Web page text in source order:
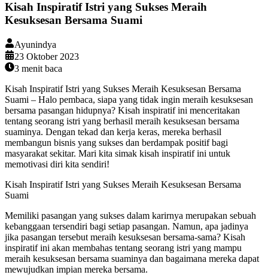
Kisah Inspiratif Istri yang Sukses Meraih
Kesuksesan Bersama Suami
Ayunindya
23 Oktober 2023
3 menit baca
Kisah Inspiratif Istri yang Sukses Meraih Kesuksesan Bersama
Suami – Halo pembaca, siapa yang tidak ingin meraih kesuksesan
bersama pasangan hidupnya? Kisah inspiratif ini menceritakan
tentang seorang istri yang berhasil meraih kesuksesan bersama
suaminya. Dengan tekad dan kerja keras, mereka berhasil
membangun bisnis yang sukses dan berdampak positif bagi
masyarakat sekitar. Mari kita simak kisah inspiratif ini untuk
memotivasi diri kita sendiri!
Kisah Inspiratif Istri yang Sukses Meraih Kesuksesan Bersama
Suami
Memiliki pasangan yang sukses dalam karirnya merupakan sebuah
kebanggaan tersendiri bagi setiap pasangan. Namun, apa jadinya
jika pasangan tersebut meraih kesuksesan bersama-sama? Kisah
inspiratif ini akan membahas tentang seorang istri yang mampu
meraih kesuksesan bersama suaminya dan bagaimana mereka dapat
mewujudkan impian mereka bersama.